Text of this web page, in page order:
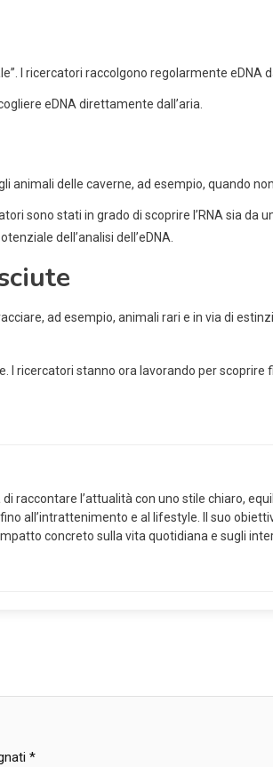
I ricercatori raccolgono regolarmente eDNA
eDNA direttamente dall’aria.
animali delle caverne, ad esempio, quando
sono stati in grado di scoprire l’RNA sia
dell’analisi dell’eDNA.
ad esempio, animali rari e in via di
I ricercatori stanno ora lavorando per
raccontare l’attualità con uno stile chiaro,
all’intrattenimento e al lifestyle. Il suo
concreto sulla vita quotidiana e sugli
*